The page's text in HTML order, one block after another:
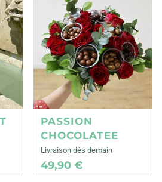
PASSION
CHOCOLATEE
Livraison dès demain
49,90 €